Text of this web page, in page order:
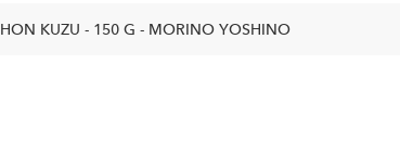
HON KUZU - 150 G - MORINO YOSHINO